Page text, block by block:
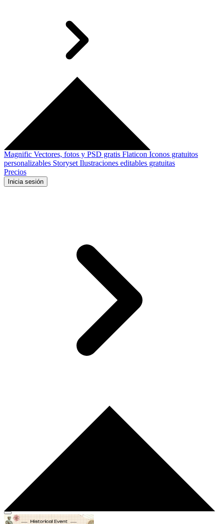
Magnific Vectores, fotos y PSD gratis Flaticon Iconos gratuitos
personalizables Storyset Ilustraciones editables gratuitas
Precios
Inicia sesión